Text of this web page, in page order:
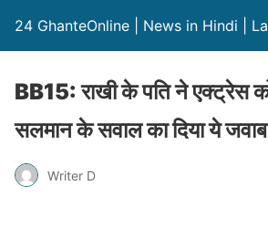
24 GhanteOnline | News in Hindi |
BB15: राखी के पति ने एक्ट्रेस
सलमान के सवाल का दिया ये जवाब
Writer D